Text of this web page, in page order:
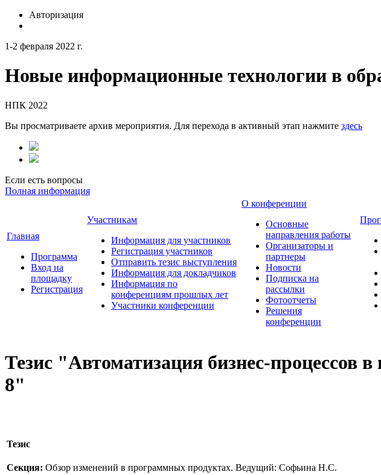
Авторизация
1-2 февраля 2022 г.
Новые информационные технологии в
НПК 2022
Вы просматриваете архив мероприятия. Для перехода в активный этап нажмите здесь
Если есть вопросы
Полная информация
Главная
Программа
Вход на
площадку
Регистрация
Участникам
Информация для участников
Регистрация участников
Отправить тезис выступления
Информация для докладчиков
Информация по
конференциям прошлых лет
Участники конференции
О конференции
Основные
направления работы
Организаторы и
партнеры
Новости
Подписка на
рассылки
Фотоотчеты
Решения
конференции
Тезис "Автоматизация бизнес-
8"
Тезис
Секция: Обзор изменений в программных продуктах. Ведущий: Софьина Н.С.